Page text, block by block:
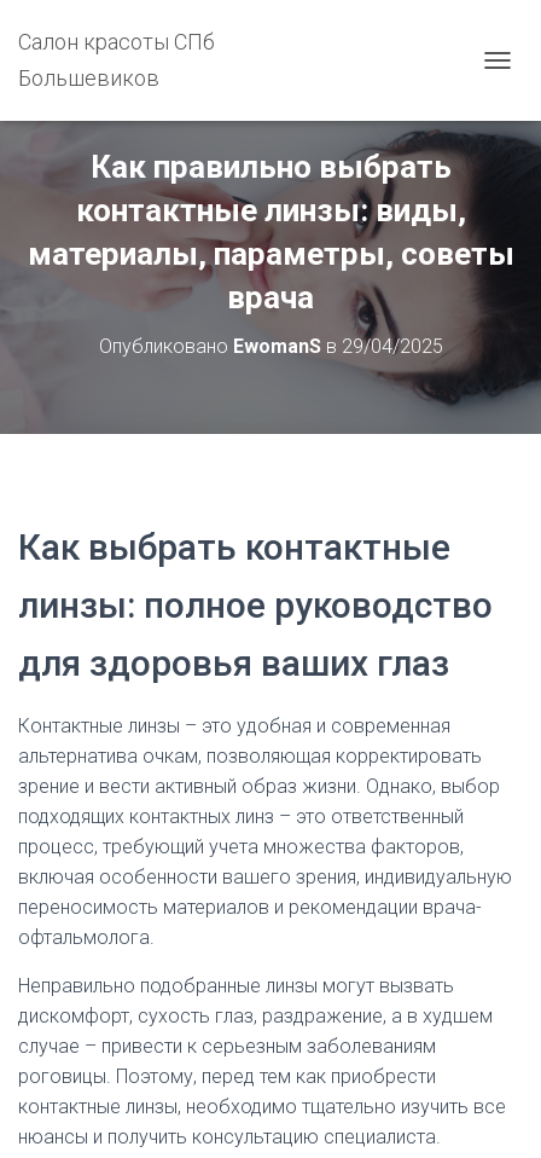
Салон красоты СПб
Большевиков
Р
И
И
Как правильно выбрать
контактные линзы: виды,
материалы, параметры, советы
врача
Опубликовано EwomanSв 29/04/2025
Как выбрать контактные
линзы: полное руководство
для здоровья ваших глаз
Контактные линзы – это удобная и современная
альтернатива очкам, позволяющая корректировать
зрение и вести активный образ жизни. Однако, выбор
подходящих контактных линз – это ответственный
процесс, требующий учета множества факторов,
включая особенности вашего зрения, индивидуальную
переносимость материалов и рекомендации врача-
офтальмолога.
Неправильно подобранные линзы могут вызвать
дискомфорт, сухость глаз, раздражение, а в худшем
случае – привести к серьезным заболеваниям
роговицы. Поэтому, перед тем как приобрести
контактные линзы, необходимо тщательно изучить все
нюансы и получить консультацию специалиста.